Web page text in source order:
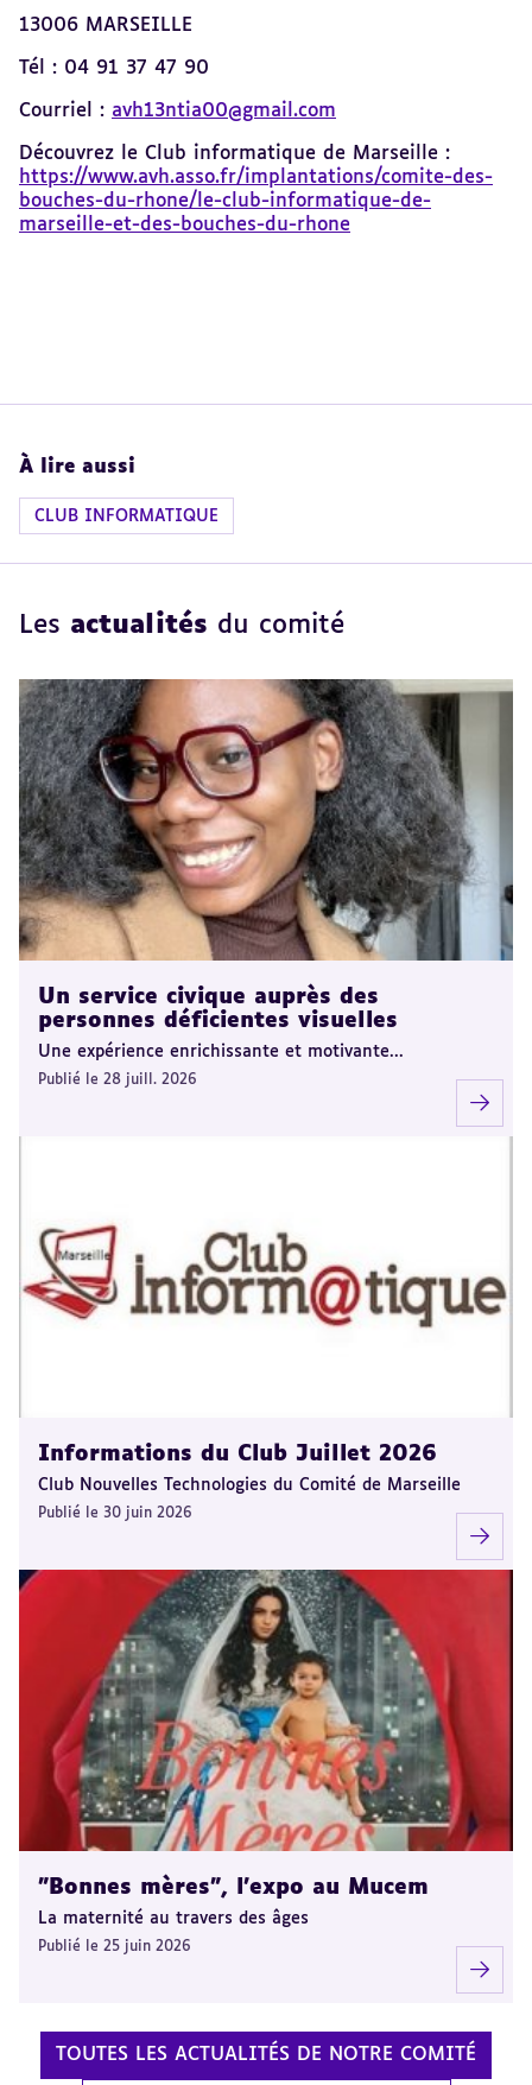
13006 MARSEILLE
Tél : 04 91 37 47 90
Courriel : avh13ntia00@gmail.com
Découvrez le Club informatique de Marseille :
https://www.avh.asso.fr/implantations/comite-des-
bouches-du-rhone/le-club-informatique-de-
marseille-et-des-bouches-du-rhone
À lire aussi
CLUB INFORMATIQUE
Les actualités du comité
Un service civique auprès des
personnes déficientes visuelles
Une expérience enrichissante et motivante...
Publié le 28 juill. 2026
Informations du Club Juillet 2026
Club Nouvelles Technologies du Comité de Marseille
Publié le 30 juin 2026
"Bonnes mères", l'expo au Mucem
La maternité au travers des âges
Publié le 25 juin 2026
TOUTES LES ACTUALITÉS DE NOTRE COMITÉ